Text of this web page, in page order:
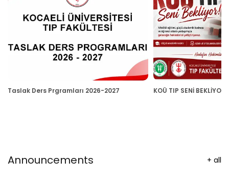
Taslak Ders Prgramları 2026-2027 KOÜ TIP SENİ BEKLİYOR
Announcements + all